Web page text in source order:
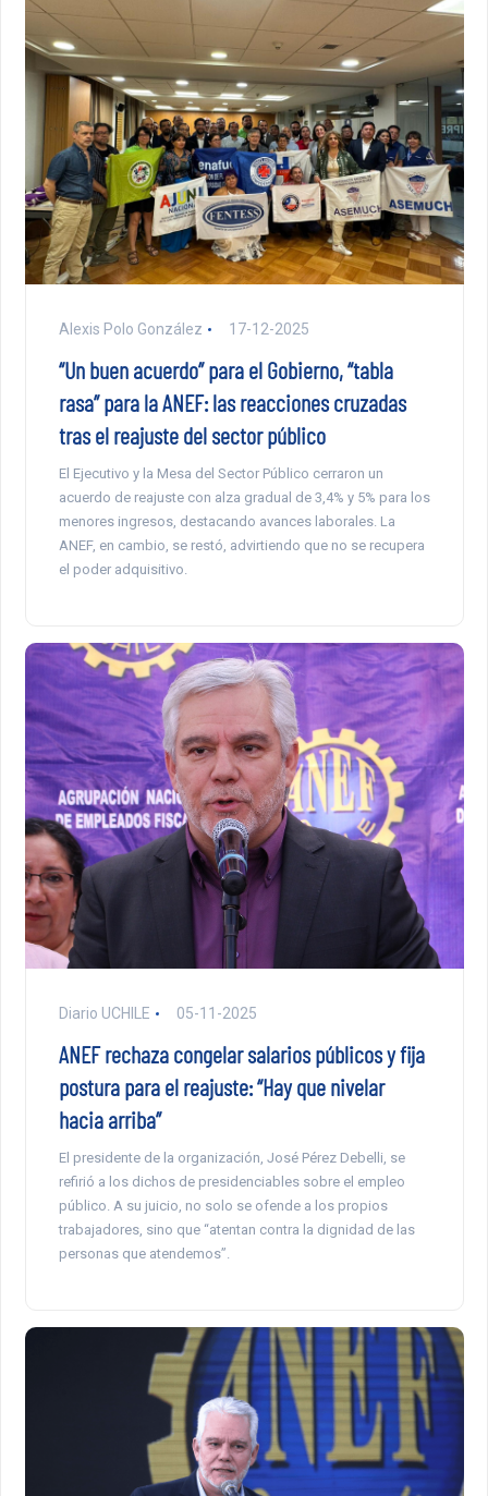
Alexis Polo González 17-12-2025
“Un buen acuerdo” para el Gobierno, “tabla
rasa” para la ANEF: las reacciones cruzadas
tras el reajuste del sector público
El Ejecutivo y la Mesa del Sector Público cerraron un
acuerdo de reajuste con alza gradual de 3,4% y 5% para los
menores ingresos, destacando avances laborales. La
ANEF, en cambio, se restó, advirtiendo que no se recupera
el poder adquisitivo.
Diario UCHILE 05-11-2025
ANEF rechaza congelar salarios públicos y fija
postura para el reajuste: “Hay que nivelar
hacia arriba”
El presidente de la organización, José Pérez Debelli, se
refirió a los dichos de presidenciables sobre el empleo
público. A su juicio, no solo se ofende a los propios
trabajadores, sino que “atentan contra la dignidad de las
personas que atendemos”.